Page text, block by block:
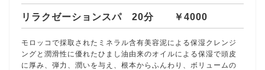
リラクゼーションスパ 20分 ￥4000
モロッコで採取されたミネラル含有美容泥による保湿クレンジ
ングと潤滑性に優れたひまし油由来のオイルによる保湿で頭皮
に厚み、弾力、潤いを与え、根本からふんわり、ボリュームの